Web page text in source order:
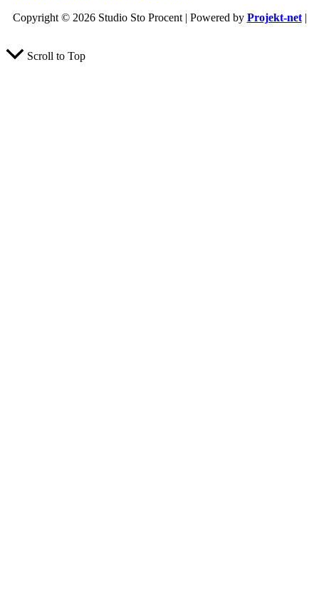
Copyright © 2026 Studio Sto Procent | Powered by Projekt-net|
Scroll to Top